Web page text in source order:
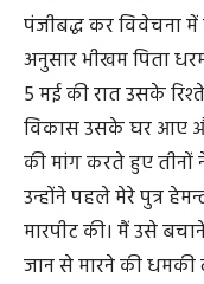
पंजीबद्ध कर विवेचना में
अनुसार भीखम पिता
5 मई की रात उसके
विकास उसके घर आए
की मांग करते हुए तीनों
उन्होंने पहले मेरे पुत्र
मारपीट की। मैं उसे
जान से मारने की धमकी